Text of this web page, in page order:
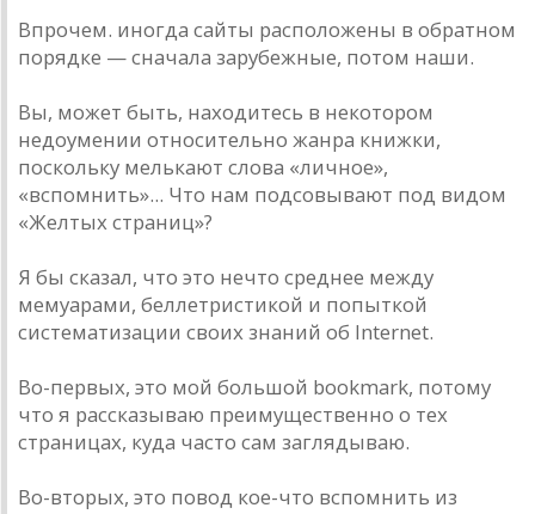
Впрочем. иногда сайты расположены в обратном
порядке — сначала зарубежные, потом наши.
Вы, может быть, находитесь в некотором
недоумении относительно жанра книжки,
поскольку мелькают слова «личное»,
«вспомнить»... Что нам подсовывают под видом
«Желтых страниц»?
Я бы сказал, что это нечто среднее между
мемуарами, беллетристикой и попыткой
систематизации своих знаний об Internet.
Во-первых, это мой большой bookmark, потому
что я рассказываю преимущественно о тех
страницах, куда часто сам заглядываю.
Во-вторых, это повод кое-что вспомнить из